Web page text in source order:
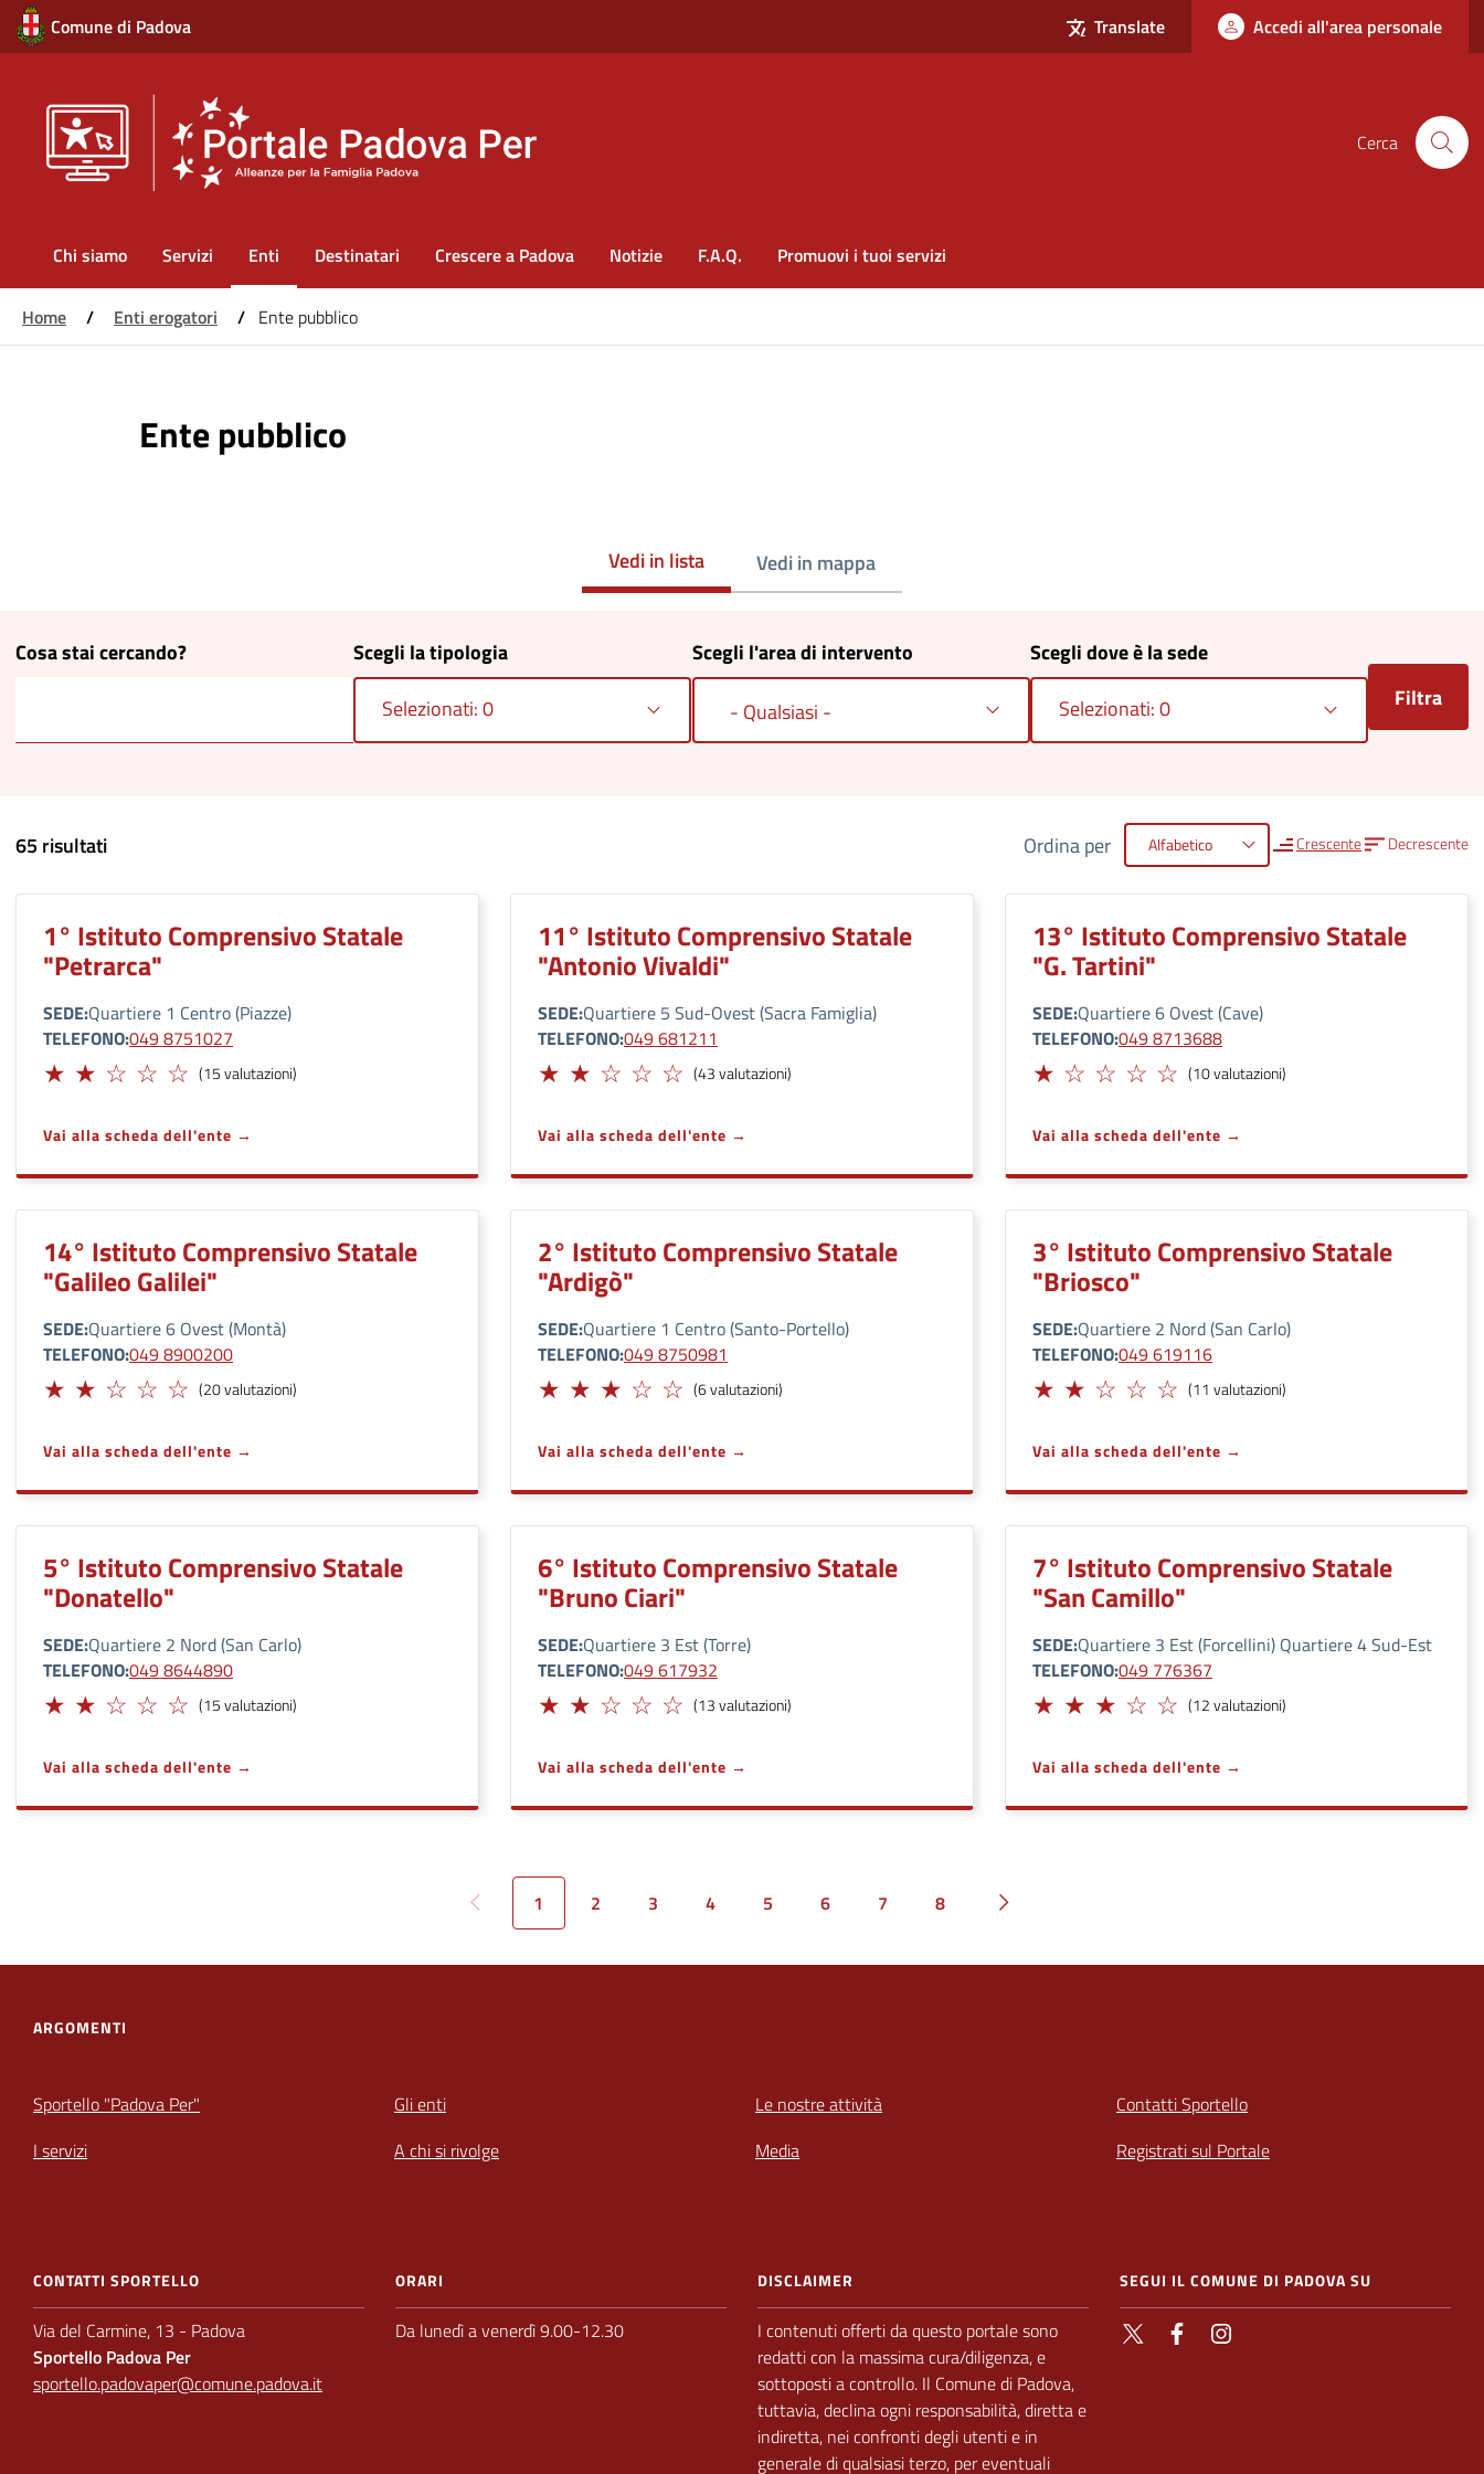
Comune di Padova Translate Accedi all'area personale
Cerca
Main
navigation
Chi siamo Servizi Enti Destinatari Crescere a Padova Notizie F.A.Q. Promuovi i tuoi servizi
Home / Enti erogatori / Ente pubblico
Ente pubblico
Vedi in lista Vedi in mappa
Cosa stai cercando?
Scegli la tipologia
Selezionati: 0
Scegli l'area di intervento
- Qualsiasi -
Scegli dove è la sede
Selezionati: 0
65 risultati Ordina per Alfabetico
Modalità
di
ordinamento
Crescente Decrescente
1° Istituto Comprensivo Statale
"Petrarca"
SEDE Quartiere 1 Centro (Piazze)
TELEFONO049 8751027
Limitato
(15 valutazioni)
Vai alla scheda dell'ente
11° Istituto Comprensivo Statale
"Antonio Vivaldi"
SEDE Quartiere 5 Sud-Ovest (Sacra Famiglia)
TELEFONO049 681211
Limitato
(43 valutazioni)
Vai alla scheda dell'ente
13° Istituto Comprensivo Statale
"G. Tartini"
SEDEQuartiere 6 Ovest (Cave)
TELEFONO049 8713688
Insufficiente
(10 valutazioni)
Vai alla scheda dell'ente
14° Istituto Comprensivo Statale
"Galileo Galilei"
SEDE Quartiere 6 Ovest (Montà)
TELEFONO049 8900200
Limitato
(20 valutazioni)
Vai alla scheda dell'ente
2° Istituto Comprensivo Statale
"Ardigò"
SEDE Quartiere 1 Centro (Santo-Portello)
TELEFONO049 8750981
Adeguato
(6 valutazioni)
Vai alla scheda dell'ente
3° Istituto Comprensivo Statale
"Briosco"
SEDEQuartiere 2 Nord (San Carlo)
TELEFONO049 619116
Limitato
(11 valutazioni)
Vai alla scheda dell'ente
5° Istituto Comprensivo Statale
"Donatello"
SEDE Quartiere 2 Nord (San Carlo)
TELEFONO049 8644890
Limitato
(15 valutazioni)
Vai alla scheda dell'ente
6° Istituto Comprensivo Statale
"Bruno Ciari"
SEDE Quartiere 3 Est (Torre)
TELEFONO049 617932
Limitato
(13 valutazioni)
Vai alla scheda dell'ente
7° Istituto Comprensivo Statale
"San Camillo"
SEDEQuartiere 3 Est (Forcellini) Quartiere 4 Sud-Est
TELEFONO049 776367
Adeguato
(12 valutazioni)
Vai alla scheda dell'ente
Pagina precedente
1 2 3 4 5 6 7 8 Pagina successiva
ARGOMENTI
Sportello "Padova Per"
I servizi
Gli enti
A chi si rivolge
Le nostre attività
Media
Contatti Sportello
Registrati sul Portale
CONTATTI SPORTELLO
Via del Carmine, 13 - Padova
Sportello Padova Per
sportello.padovaper@comune.padova.it
ORARI
Da lunedì a venerdì 9.00-12.30
DISCLAIMER
I contenuti offerti da questo portale sono
redatti con la massima cura/diligenza, e
sottoposti acontrollo. Il Comune di Padova,
tuttavia, declina ogni responsabilità, diretta e
indiretta, neiconfronti degli utenti e in
generale di qualsiasi terzo, per eventuali
SEGUI IL COMUNE DI PADOVA SU
Facebook